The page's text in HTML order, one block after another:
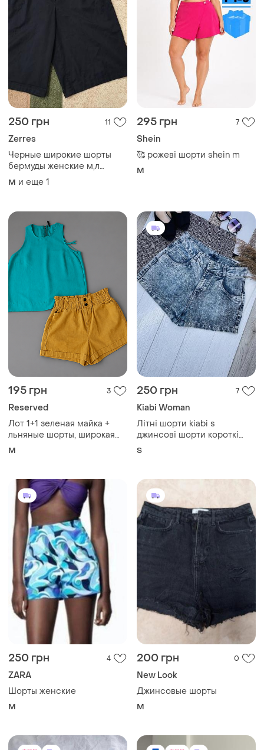
250 грн 11
Zerres
Черные широкие шорты
бермуды женские м,л
размер 44,46
M и еще 1
295 грн 7
Shein
🥰 рожеві шорти shein m
M
195 грн 3
Reserved
Лот 1+1 зеленая майка +
льняные шорты, широкая
майка, леновые шорты,
M
250 грн 7
Kiabi Woman
Літні шорти kiabi s
джинсові шорти короткі
жіночі шорти на високій
S
250 грн 4
ZARA
Шорты женские
M
200 грн 0
New Look
Джинсовые шорты
M